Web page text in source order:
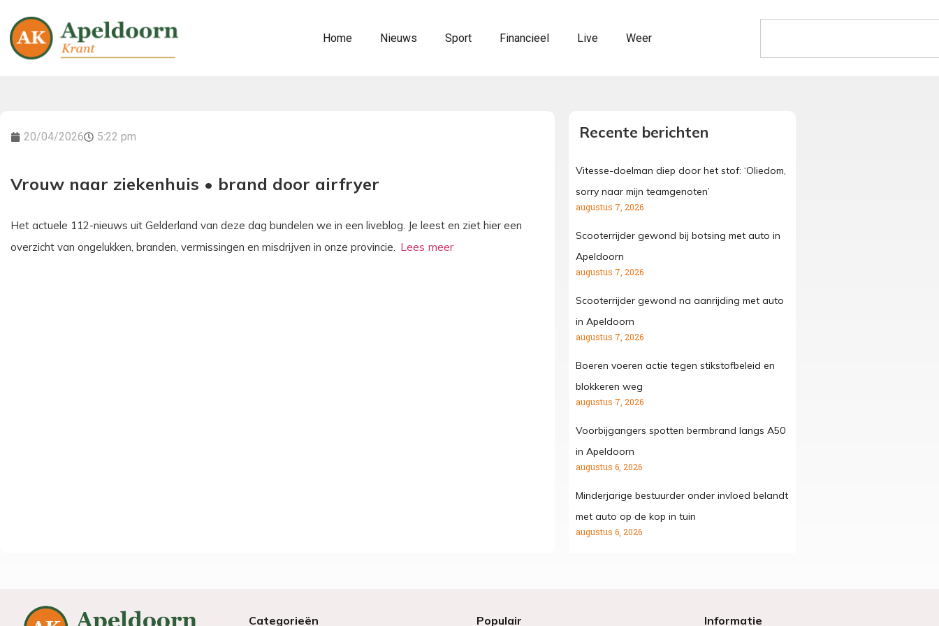
Home Nieuws Sport Financieel Live Weer
20/04/2026 5:22 pm
Vrouw naar ziekenhuis • brand door airfryer
Het actuele 112-nieuws uit Gelderland van deze dag bundelen we in een liveblog. Je leest en ziet hier een
overzicht van ongelukken, branden, vermissingen en misdrijven in onze provincie.
Recente berichten
Vitesse-doelman diep door het stof: ‘Oliedom,
sorry naar mijn teamgenoten’
augustus 7, 2026
Scooterrijder gewond bij botsing met auto in
Apeldoorn
augustus 7, 2026
Scooterrijder gewond na aanrijding met auto
in Apeldoorn
augustus 7, 2026
Boeren voeren actie tegen stikstofbeleid en
blokkeren weg
augustus 7, 2026
Voorbijgangers spotten bermbrand langs A50
in Apeldoorn
augustus 6, 2026
Minderjarige bestuurder onder invloed belandt
met auto op de kop in tuin
augustus 6, 2026
Categorieën Populair Informatie